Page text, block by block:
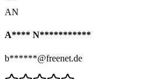
AN
A**** N***********
b******@freenet.de